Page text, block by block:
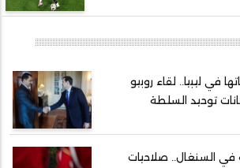
في ليبيا.. لقاء روبيو
توحيد السلطة
في السنغال.. صلاحيات